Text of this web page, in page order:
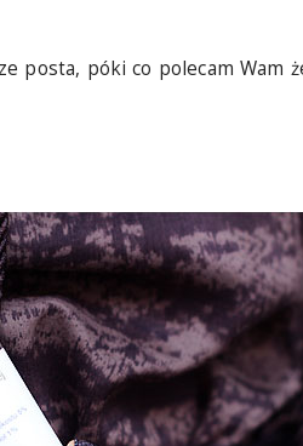
posta, póki co polecam Wam